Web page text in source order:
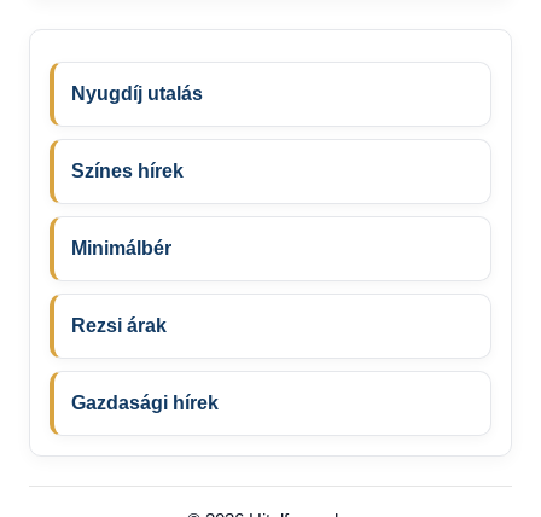
Nyugdíj utalás
Színes hírek
Minimálbér
Rezsi árak
Gazdasági hírek